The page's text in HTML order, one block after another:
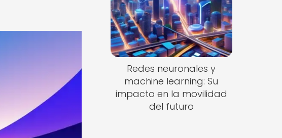
Redes neuronales y
machine learning: Su
impacto en la movilidad
del futuro